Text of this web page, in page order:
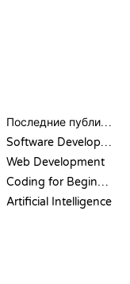
Последние публикации
Software Development
Web Development
Coding for Beginners
Artificial Intelligence